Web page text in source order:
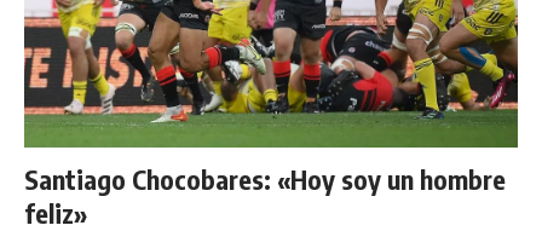
Santiago Chocobares: «Hoy soy un hombre
feliz»